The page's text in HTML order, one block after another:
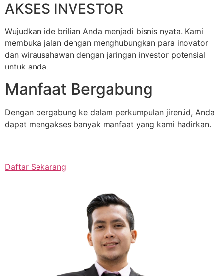
AKSES INVESTOR
Wujudkan ide brilian Anda menjadi bisnis nyata. Kami
membuka jalan dengan menghubungkan para inovator
dan wirausahawan dengan jaringan investor potensial
untuk anda.
Manfaat Bergabung
Dengan bergabung ke dalam perkumpulan jiren.id, Anda
dapat mengakses banyak manfaat yang kami hadirkan.
Daftar Sekarang